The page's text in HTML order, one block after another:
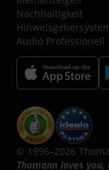
Nachhaltigkeit
Audio Professionell
© 1996–2026
Thomann loves